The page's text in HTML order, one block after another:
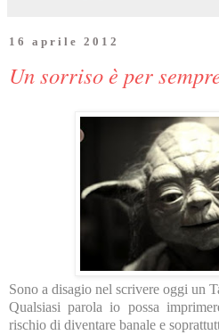
16 aprile 2012
Un sorriso è per
Sono a disagio nel scrivere oggi un
Qualsiasi parola io possa
rischio di diventare banale e